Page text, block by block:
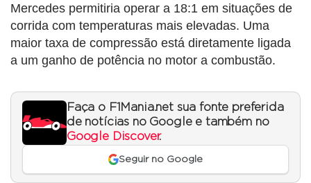
Mercedes permitiria operar a 18:1 em situações de
corrida com temperaturas mais elevadas. Uma
maior taxa de compressão está diretamente ligada
a um ganho de potência no motor a combustão.
Faça o F1Mania.net sua fonte preferida
de notícias no Google e também no
Google Discover.
Seguir no Google